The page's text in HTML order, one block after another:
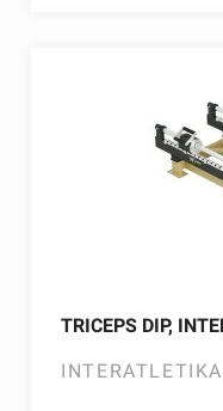
TRICEPS DIP,
INTERATLETIKA